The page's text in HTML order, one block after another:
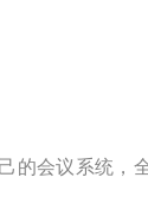
会议系统，